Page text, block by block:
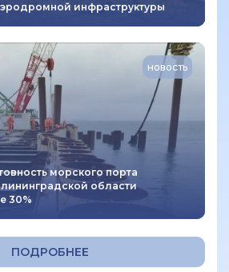
инфраструктуры
новость
морского порта
области
30%
ПОДРОБНЕЕ